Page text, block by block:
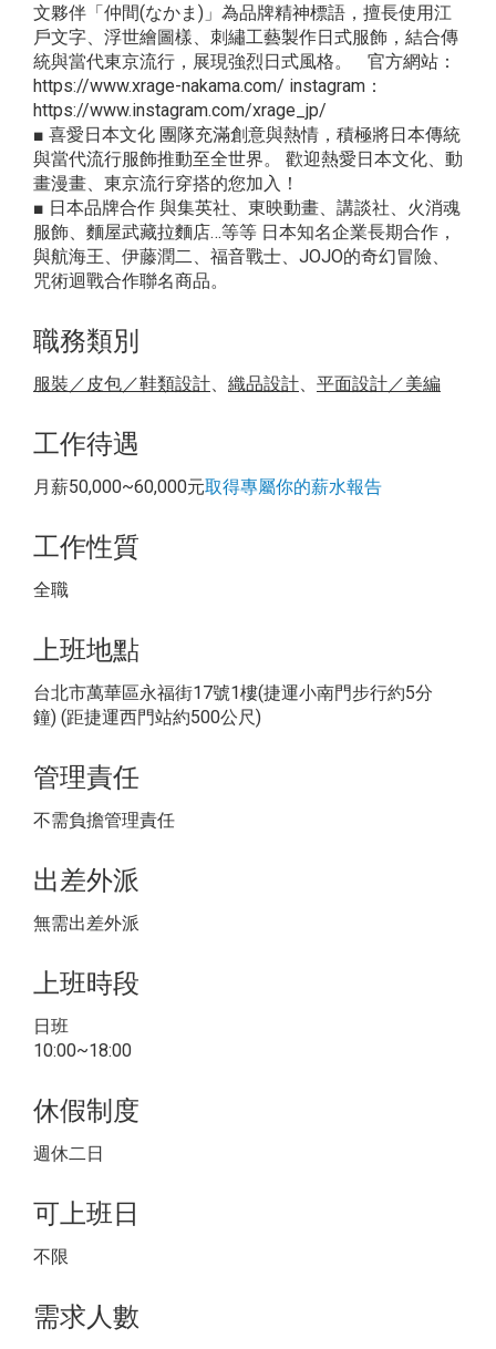
文夥伴「仲間(なかま)」為品牌精神標語，擅長使用江
戶文字、浮世繪圖樣、刺繡工藝製作日式服飾，結合傳
統與當代東京流行，展現強烈日式風格。 官方網站：
https://www.xrage-nakama.com/ instagram：
https://www.instagram.com/xrage_jp/
■ 喜愛日本文化 團隊充滿創意與熱情，積極將日本傳統
與當代流行服飾推動至全世界。 歡迎熱愛日本文化、動
畫漫畫、東京流行穿搭的您加入！
■ 日本品牌合作 與集英社、東映動畫、講談社、火消魂
服飾、麵屋武藏拉麵店…等等 日本知名企業長期合作，
與航海王、伊藤潤二、福音戰士、JOJO的奇幻冒險、
咒術迴戰合作聯名商品。
職務類別
服裝／皮包／鞋類設計 織品設計 平面設計／美編
工作待遇
月薪50,000~60,000元取得專屬你的薪水報告
工作性質
全職
上班地點
台北市萬華區永福街17號1樓(捷運小南門步行約5分
鐘) (距捷運西門站約500公尺)
管理責任
不需負擔管理責任
出差外派
無需出差外派
上班時段
日班
10:00~18:00
休假制度
週休二日
可上班日
不限
需求人數